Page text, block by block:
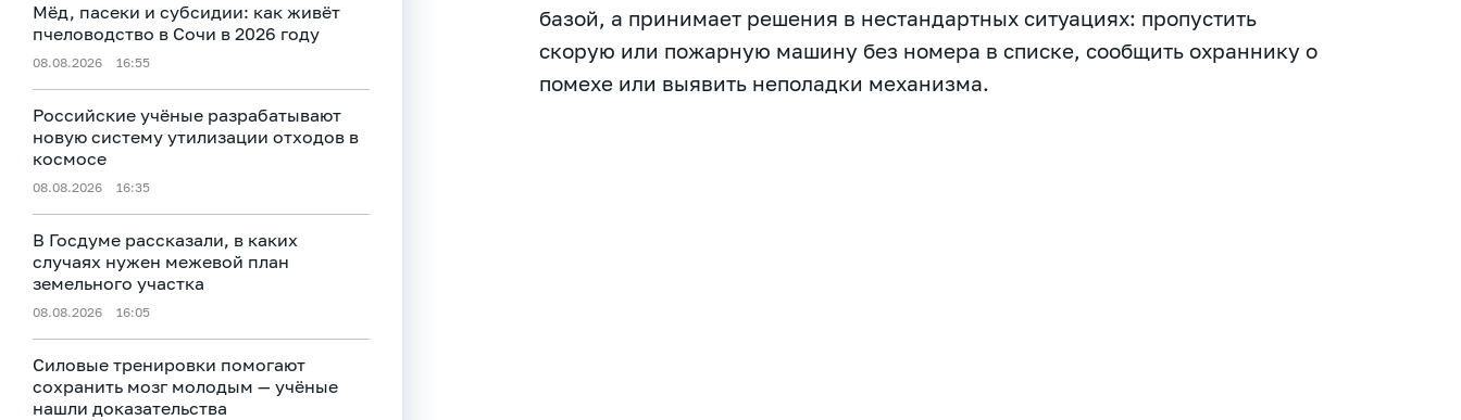
Мёд, пасеки и субсидии: как живёт
пчеловодство в Сочи в 2026 году
08.08.2026 16:55
Российские учёные разрабатывают
новую систему утилизации отходов в
космосе
08.08.2026 16:35
В Госдуме рассказали, в каких
случаях нужен межевой план
земельного участка
08.08.2026 16:05
Силовые тренировки помогают
сохранить мозг молодым — учёные
нашли доказательства
базой, а принимает решения в нестандартных ситуациях: пропустить
скорую или пожарную машину без номера в списке, сообщить охраннику о
помехе или выявить неполадки механизма.